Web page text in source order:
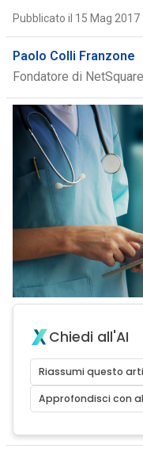
Pubblicato il 15 Mag 2017
Paolo Colli Franzone
Fondatore di
Chiedi all'AI
Riassumi questo
Approfondisci con